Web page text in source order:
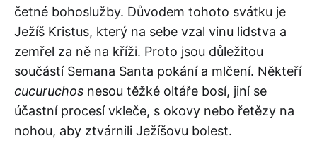
četné bohoslužby. Důvodem tohoto svátku je
Ježíš Kristus, který na sebe vzal vinu lidstva a
zemřel za ně na kříži. Proto jsou důležitou
součástí Semana Santa pokání a mlčení. Někteří
cucuruchos nesou těžké oltáře bosí, jiní se
účastní procesí vkleče, s okovy nebo řetězy na
nohou, aby ztvárnili Ježíšovu bolest.